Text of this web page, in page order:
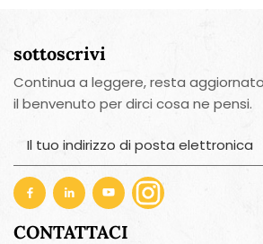
sottoscrivi
Continua a leggere, resta
il benvenuto per dirci cosa ne pensi.
CONTATTACI